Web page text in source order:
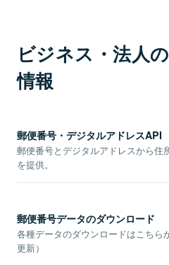
ビジネス・法人
情報
郵便番号・デジタルアドレスAPI
郵便番号とデジタルアドレスから住
を提供。
郵便番号データのダウンロード
各種データのダウンロードはこちら
更新）